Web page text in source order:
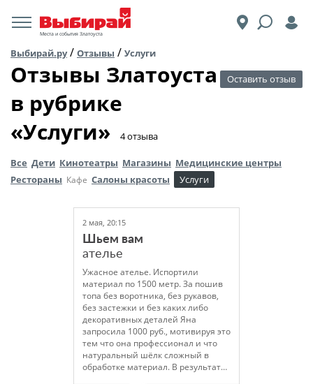
Места и события Златоуста
Выбирай.ру/ Отзывы / Услуги
Отзывы Златоуста
в рубрике
«Услуги»
​4 отзыва
Оставить отзыв
Все Дети Кинотеатры Магазины Медицинские центры
Рестораны Кафе Салоны красоты Услуги
2 мая, 20:15
Шьем вам
ателье
Ужасное ателье. Испортили
материал по 1500 метр. За пошив
топа без воротника, без рукавов,
без застежки и без каких либо
декоративных деталей Яна
запросила 1000 руб., мотивируя это
тем что она профессионал и что
натуральный шёлк сложный в
обработке материал. В результате